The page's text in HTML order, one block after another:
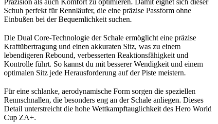
Präzision als auch Komfort zu optimieren. Damit eignet sich dieser
Schuh perfekt für Rennläufer, die eine präzise Passform ohne
Einbußen bei der Bequemlichkeit suchen.
Die Dual Core-Technologie der Schale ermöglicht eine präzise
Kraftübertragung und einen akkuraten Sitz, was zu einem
lebendigeren Rebound, verbesserten Reaktionsfähigkeit und
Kontrolle führt. So kannst du mit besserer Wendigkeit und einem
optimalen Sitz jede Herausforderung auf der Piste meistern.
Für eine schlanke, aerodynamische Form sorgen die speziellen
Rennschnallen, die besonders eng an der Schale anliegen. Dieses
Detail unterstreicht die hohe Wettkampftauglichkeit des Hero World
Cup ZA+.